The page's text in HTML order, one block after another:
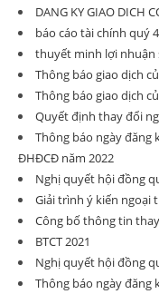
DANG KY GIAO DICH
báo cáo tài chính quý
thuyết minh lợi nhuận
Thông báo giao dịch
Thông báo giao dịch
Quyết định thay đổi
Thông báo ngày
ĐHĐCĐ năm 2022
Nghị quyết hội đồng
Giải trình ý kiến ngoại
Công bố thông tin
BTCT 2021
Nghị quyết hội đồng
Thông báo ngày